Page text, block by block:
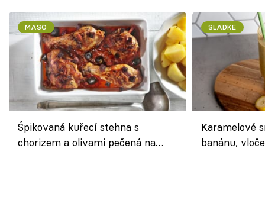
MASO
Špikovaná kuřecí stehna s
chorizem a olivami pečená na
SLADKÉ
Karamelové
banánu,